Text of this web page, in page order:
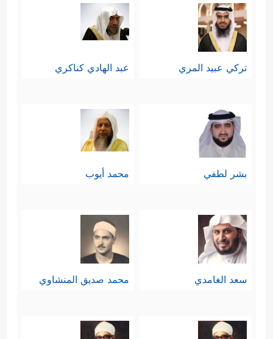
تركي عبيد المري عبد الهادي كناكري
بشر لطفي محمد أيوب
سعد الغامدي محمد صديق المنشاوي